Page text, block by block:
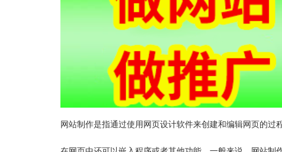
网站制作是指通过使用网页设计软件来创建和编辑网页的过程